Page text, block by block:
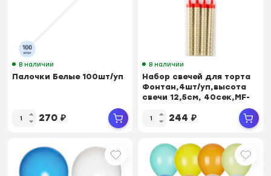
В наличии
Палочки Белые 100шт/уп
270 ₽
В наличии
Набор свечей для торта
Фонтан,4шт/уп,высота
свечи 12,5см, 40сек,MF-
244 ₽